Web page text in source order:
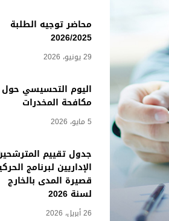
محاضر توجيه الطلبة
2026/2025
29 يونيو، 2026
اليوم التحسيسي حول
مكافحة المخدرات
5 مايو، 2026
جدول تقييم
الإداريين لبرنامج
قصيرة المدى بالخارج
لسنة 2026
26 أبريل، 2026